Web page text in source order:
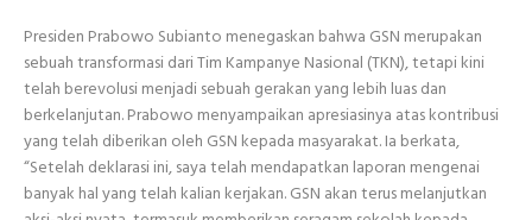
Presiden Prabowo Subianto menegaskan bahwa GSN merupakan
sebuah transformasi dari Tim Kampanye Nasional (TKN), tetapi kini
telah berevolusi menjadi sebuah gerakan yang lebih luas dan
berkelanjutan. Prabowo menyampaikan apresiasinya atas kontribusi
yang telah diberikan oleh GSN kepada masyarakat. Ia berkata,
“Setelah deklarasi ini, saya telah mendapatkan laporan mengenai
banyak hal yang telah kalian kerjakan. GSN akan terus melanjutkan